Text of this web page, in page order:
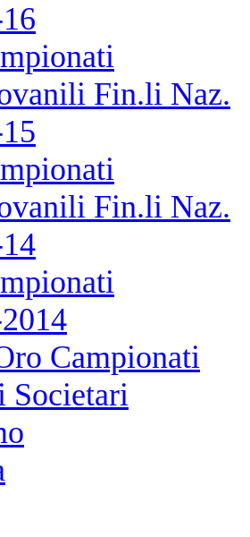
Fin.li Naz.
Fin.li Naz.
Campionati
Societari